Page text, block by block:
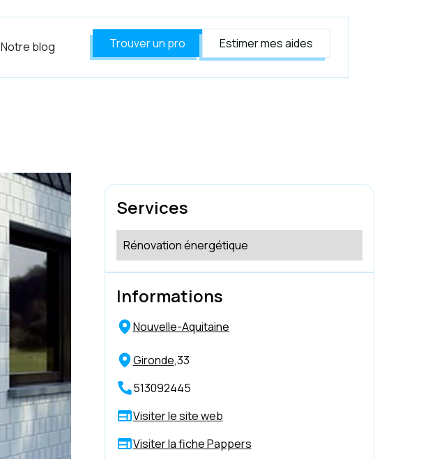
Notre blog Trouver un pro Estimer mes aides
Services
Rénovation énergétique
Informations
Nouvelle-Aquitaine
Gironde,33
513092445
Visiter le site web
Visiter la fiche Pappers